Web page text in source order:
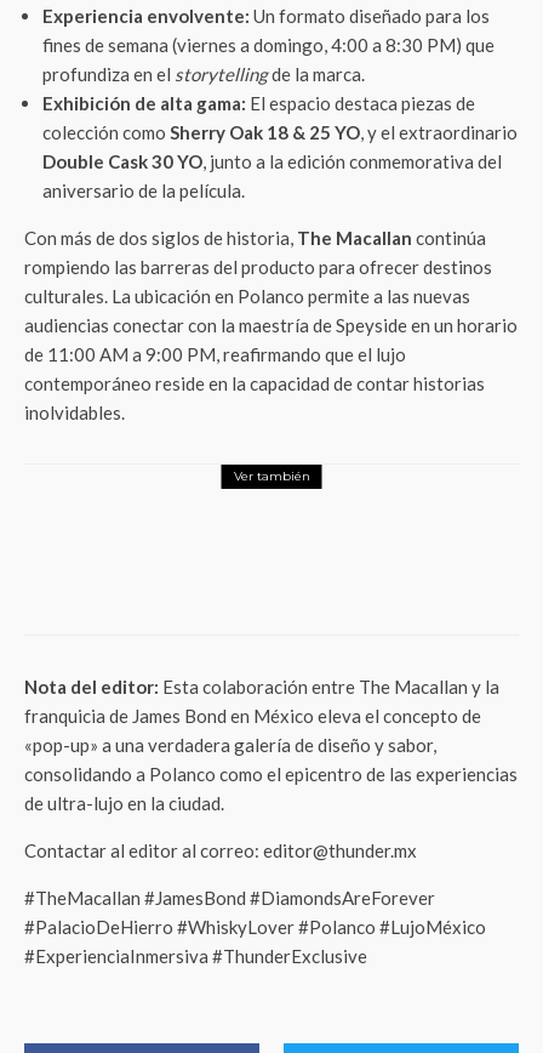
Experiencia envolvente: Un formato diseñado para los
fines de semana (viernes a domingo, 4:00 a 8:30 PM) que
profundiza en el storytellingde la marca.
Exhibición de alta gama: El espacio destaca piezas de
colección como Sherry Oak 18 & 25 YO, y el extraordinario
Double Cask 30 YO, junto a la edición conmemorativa del
aniversario de la película.
Con más de dos siglos de historia, The Macallan continúa
rompiendo las barreras del producto para ofrecer destinos
culturales. La ubicación en Polanco permite a las nuevas
audiencias conectar con la maestría de Speyside en un horario
de 11:00 AM a 9:00 PM, reafirmando que el lujo
contemporáneo reside en la capacidad de contar historias
inolvidables.
Ver también
Nota del editor: Esta colaboración entre The Macallan y la
franquicia de James Bond en México eleva el concepto de
«pop-up» a una verdadera galería de diseño y sabor,
consolidando a Polanco como el epicentro de las experiencias
de ultra-lujo en la ciudad.
Contactar al editor al correo: editor@thunder.mx
#TheMacallan #JamesBond #DiamondsAreForever
#PalacioDeHierro #WhiskyLover #Polanco #LujoMéxico
#ExperienciaInmersiva #ThunderExclusive